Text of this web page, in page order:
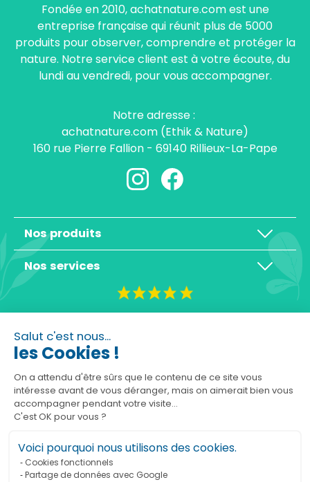
les Cookies !
de ce site vous intéresse avant de vous
déranger, mais on aimerait bien vous accompagner pendant
votre visite...
C'est OK pour vous ?
Voici pourquoi nous utilisons des cookies.
Cookies fonctionnels
Partage de données avec Google
Fondée en 2010, achatnature.com est une
entreprise française qui réunit plus de 5000
produits pour observer, comprendre et protéger la
nature. Notre service client est à votre écoute, du
lundi au vendredi, pour vous accompagner.
Notre adresse :
achatnature.com (Ethik & Nature)
160 rue Pierre Fallion - 69140 Rillieux-La-Pape
Nos produits
Nos services
Basé sur 10465 avis